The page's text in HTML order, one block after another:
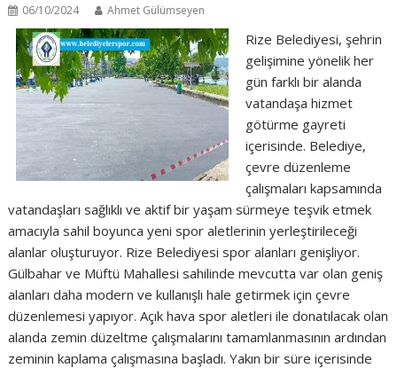
06/10/2024 Ahmet Gülümseyen
Rize Belediyesi, şehrin
gelişimine yönelik her
gün farklı bir alanda
vatandaşa hizmet
götürme gayreti
içerisinde. Belediye,
çevre düzenleme
çalışmaları kapsamında
vatandaşları sağlıklı ve aktif bir yaşam sürmeye teşvik etmek
amacıyla sahil boyunca yeni spor aletlerinin yerleştirileceği
alanlar oluşturuyor. Rize Belediyesi spor alanları genişliyor.
Gülbahar ve Müftü Mahallesi sahilinde mevcutta var olan geniş
alanları daha modern ve kullanışlı hale getirmek için çevre
düzenlemesi yapıyor. Açık hava spor aletleri ile donatılacak olan
alanda zemin düzeltme çalışmalarını tamamlanmasının ardından
zeminin kaplama çalışmasına başladı. Yakın bir süre içerisinde